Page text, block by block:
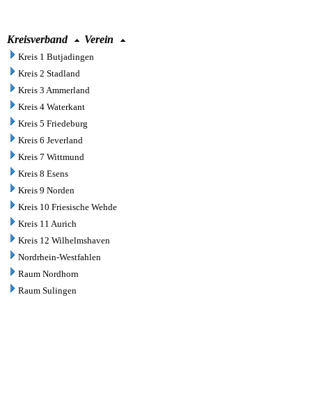
Kreisverband Verein
Kreis 1 Butjadingen
Kreis 2 Stadland
Kreis 3 Ammerland
Kreis 4 Waterkant
Kreis 5 Friedeburg
Kreis 6 Jeverland
Kreis 7 Wittmund
Kreis 8 Esens
Kreis 9 Norden
Kreis 10 Friesische Wehde
Kreis 11 Aurich
Kreis 12 Wilhelmshaven
Nordrhein-Westfahlen
Raum Nordhorn
Raum Sulingen